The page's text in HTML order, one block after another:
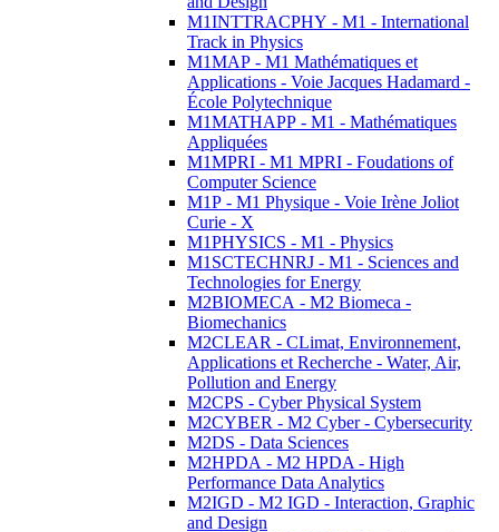
M1INTTRACPHY - M1 - International
Track in Physics
M1MAP - M1 Mathématiques et
Applications - Voie Jacques Hadamard -
École Polytechnique
M1MATHAPP - M1 - Mathématiques
Appliquées
M1MPRI - M1 MPRI - Foudations of
Computer Science
M1P - M1 Physique - Voie Irène Joliot
Curie - X
M1PHYSICS - M1 - Physics
M1SCTECHNRJ - M1 - Sciences and
Technologies for Energy
M2BIOMECA - M2 Biomeca -
Biomechanics
M2CLEAR - CLimat, Environnement,
Applications et Recherche - Water, Air,
Pollution and Energy
M2CPS - Cyber Physical System
M2CYBER - M2 Cyber - Cybersecurity
M2DS - Data Sciences
M2HPDA - M2 HPDA - High
Performance Data Analytics
M2IGD - M2 IGD - Interaction, Graphic
and Design